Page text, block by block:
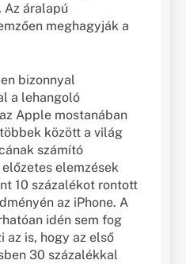
áralapú
meghagyják a
bizonnyal
a lehangoló
Apple mostanában
között a világ
számító
elemzések
10 százalékot rontott
az iPhone. A
idén sem fog
az is, hogy az első
30 százalékkal